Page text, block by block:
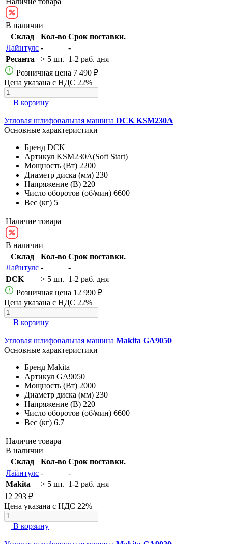
В наличии
Склад
Кол-во Срок поставки.
Лайнтулс -
-
Ресанта
> 5 шт. 1-2 раб. дня
Розничная цена 7 490 ₽
Цена указана с НДС 22%
В корзину
Угловая шлифовальная машина DCK KSM230A
Основные характеристики
Бренд DCK
Артикул KSM230A(Soft Start)
Мощность (Вт) 2200
Диаметр диска (мм) 230
Напряжение (В) 220
Число оборотов (об/мин) 6600
Вес (кг) 5
Наличие товара
В наличии
Склад
Кол-во Срок поставки.
Лайнтулс -
-
DCK
> 5 шт. 1-2 раб. дня
Розничная цена 12 990 ₽
Цена указана с НДС 22%
В корзину
Угловая шлифовальная машина Makita GA9050
Основные характеристики
Бренд Makita
Артикул GA9050
Мощность (Вт) 2000
Диаметр диска (мм) 230
Напряжение (В) 220
Число оборотов (об/мин) 6600
Вес (кг) 6.7
Наличие товара
В наличии
Склад
Кол-во Срок поставки.
Лайнтулс -
-
Makita
> 5 шт. 1-2 раб. дня
12 293 ₽
Цена указана с НДС 22%
В корзину